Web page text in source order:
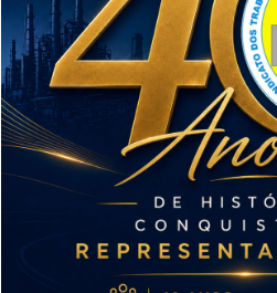
2021/
CCT SETOR QUÍMICO
RIBEIRÃO
Visualizar /